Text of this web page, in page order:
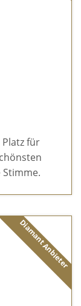
für
Diamant Anbieter